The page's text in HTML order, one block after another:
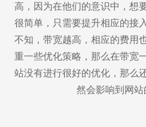
高，因为在他们的意识中，想
很简单，只需要提升相应的接
不知，带宽越高，相应的费用
重一些优化策略，那么在带宽
站没有进行很好的优化，那么
然会影响到网站